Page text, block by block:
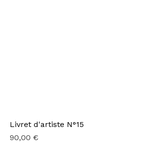
Livret d'artiste N°15
Prix
90,00 €